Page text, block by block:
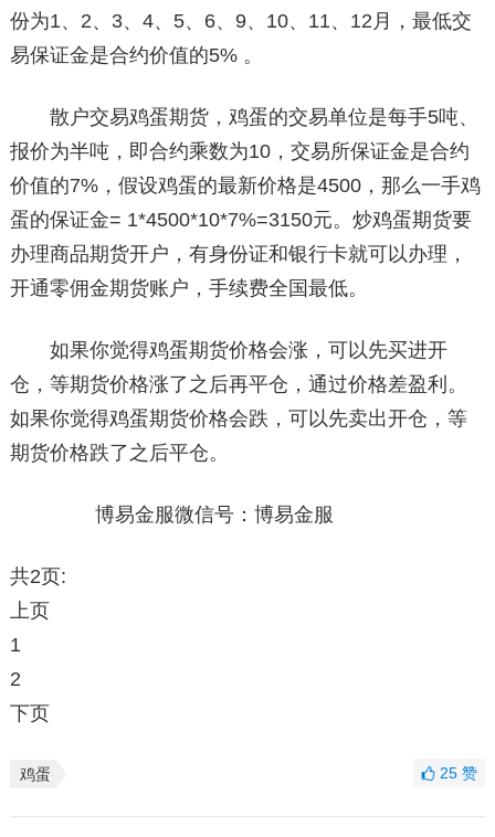
份为1、2、3、4、5、6、9、10、11、12月，最低交
易保证金是合约价值的5% 。
散户交易鸡蛋期货，鸡蛋的交易单位是每手5吨、
报价为半吨，即合约乘数为10，交易所保证金是合约
价值的7%，假设鸡蛋的最新价格是4500，那么一手鸡
蛋的保证金= 1*4500*10*7%=3150元。炒鸡蛋期货要
办理商品期货开户，有身份证和银行卡就可以办理，
开通零佣金期货账户，手续费全国最低。
如果你觉得鸡蛋期货价格会涨，可以先买进开
仓，等期货价格涨了之后再平仓，通过价格差盈利。
如果你觉得鸡蛋期货价格会跌，可以先卖出开仓，等
期货价格跌了之后平仓。
博易金服微信号：博易金服
共2页:
上页
1
2
下页
鸡蛋 25赞